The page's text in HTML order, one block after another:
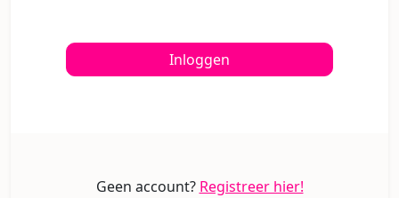
Inloggen
Geen account? Registreer hier!